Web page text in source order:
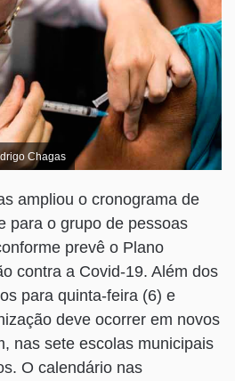
Chagas
ampliou o cronograma de
para o grupo de pessoas
prevê o Plano
contra a Covid-19. Além dos
para quinta-feira (6) e
deve ocorrer em novos
nas sete escolas municipais
O calendário nas